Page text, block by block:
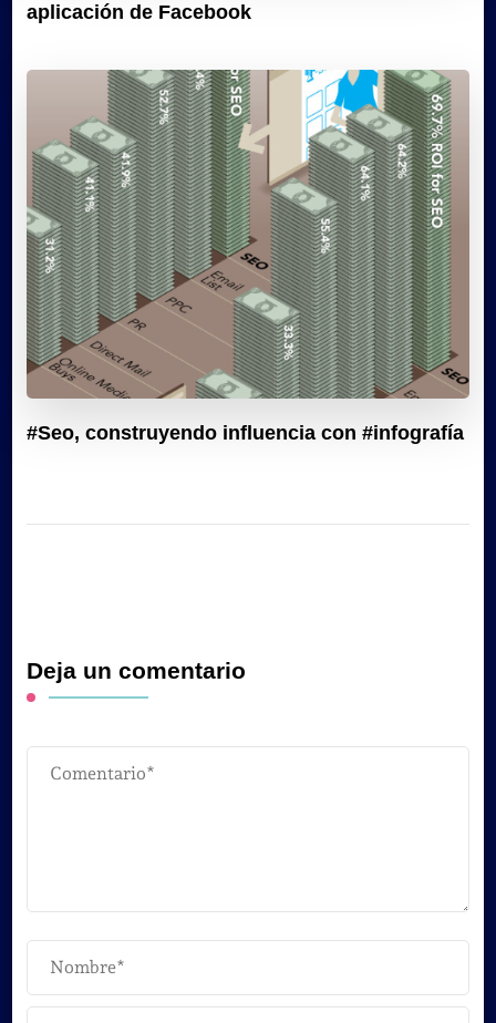
aplicación de Facebook
#Seo, construyendo influencia con #infografía
Deja un comentario